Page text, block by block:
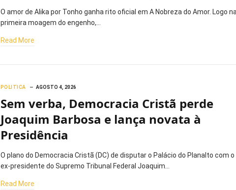
O amor de Alika por Tonho ganha rito oficial em A Nobreza do Amor. Logo na
primeira moagem do engenho,…
Read More
POLITICA AGOSTO 4, 2026
Sem verba, Democracia Cristã perde
Joaquim Barbosa e lança novata à
Presidência
O plano do Democracia Cristã (DC) de disputar o Palácio do Planalto com o
ex-presidente do Supremo Tribunal Federal Joaquim…
Read More